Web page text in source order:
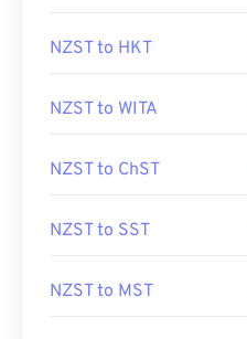
NZST to HKT
NZST to WITA
NZST to ChST
NZST to SST
NZST to MST